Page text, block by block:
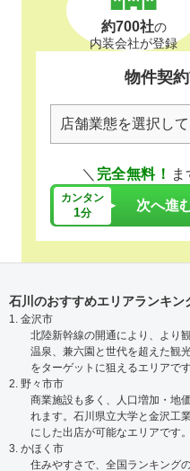
約700社の
内装会社が登録
物件契
＼ 完全無料！
カンタン
1分 次へ進
石川のおすすめエリアランキン
1. 金沢市
北陸新幹線の開通により、より
温泉、兼六園と世代を超えた観
をターゲットに狙えるエリアです
2. 野々市市
商業施設も多く、人口増加・地
れます。石川県立大学と金沢工
にした出店が可能なエリアです。
3. かほく市
住みやすさで、全国ランキング